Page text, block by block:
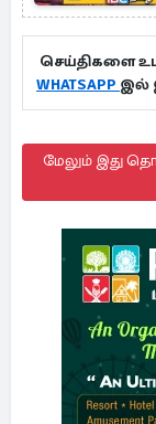
செய்திகளை
WHATSAPP இல்
மேலும் இது